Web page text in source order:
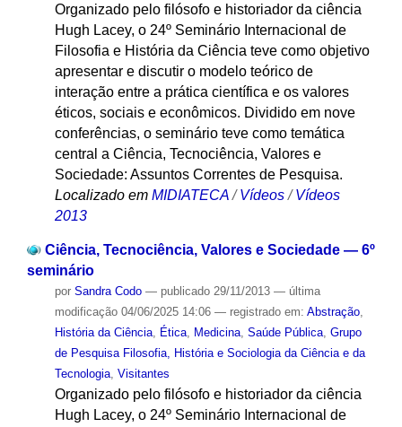
Organizado pelo filósofo e historiador da ciência
Hugh Lacey, o 24º Seminário Internacional de
Filosofia e História da Ciência teve como objetivo
apresentar e discutir o modelo teórico de
interação entre a prática científica e os valores
éticos, sociais e econômicos. Dividido em nove
conferências, o seminário teve como temática
central a Ciência, Tecnociência, Valores e
Sociedade: Assuntos Correntes de Pesquisa.
Localizado em MIDIATECA /Vídeos /Vídeos
2013
Ciência, Tecnociência, Valores e Sociedade — 6º
seminário
por Sandra Codo — publicado29/11/2013 — última
modificação04/06/2025 14:06 — registrado em: Abstração,
História da Ciência, Ética, Medicina, Saúde Pública, Grupo
de Pesquisa Filosofia, História e Sociologia da Ciência e da
Tecnologia, Visitantes
Organizado pelo filósofo e historiador da ciência
Hugh Lacey, o 24º Seminário Internacional de